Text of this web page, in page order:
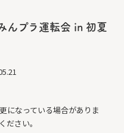
プラ運転会 in 初夏
になっている場合がありま
ださい。